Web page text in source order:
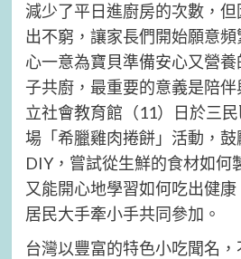
減少了平日進廚房的次數，
出不窮，讓家長們開始願意
心一意為寶貝準備安心又營
子共廚，最重要的意義是陪
立社會教育館（11）日於三
場「希臘雞肉捲餅」活動，
DIY，嘗試從生鮮的食材如何
又能開心地學習如何吃出健
居民大手牽小手共同參加。
台灣以豐富的特色小吃聞名